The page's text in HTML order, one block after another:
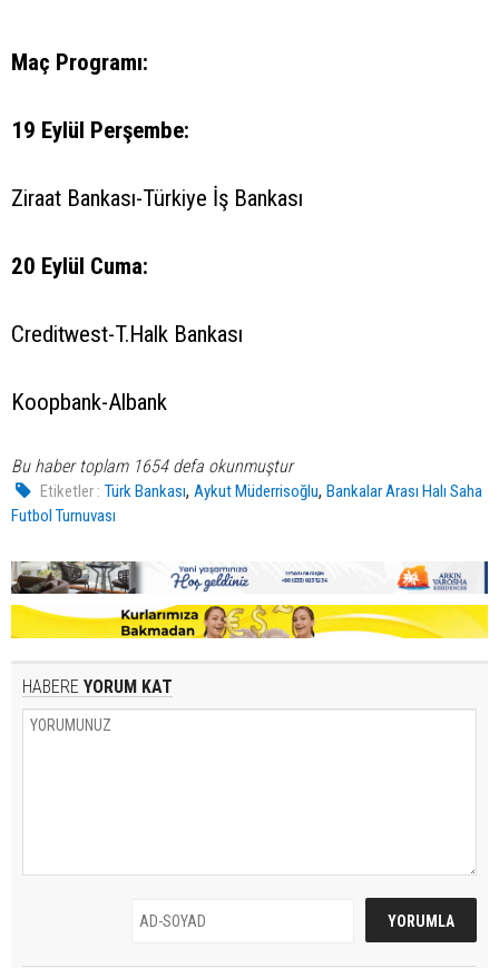
Maç Programı:
19 Eylül Perşembe:
Ziraat Bankası-Türkiye İş Bankası
20 Eylül Cuma:
Creditwest-T.Halk Bankası
Koopbank-Albank
Bu haber toplam 1654 defa okunmuştur
Etiketler : Türk Bankası,Aykut Müderrisoğlu,Bankalar Arası Halı Saha
Futbol Turnuvası
HABERE YORUM KAT